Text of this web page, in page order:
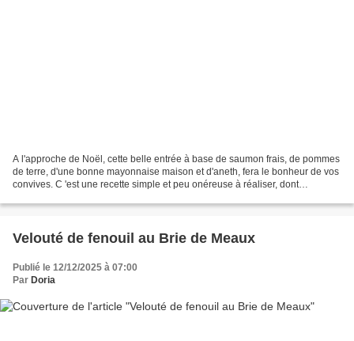
A l'approche de Noël, cette belle entrée à base de saumon frais, de pommes
de terre, d'une bonne mayonnaise maison et d'aneth, fera le bonheur de vos
convives. C 'est une recette simple et peu onéreuse à réaliser, dont
Velouté de fenouil au Brie de Meaux
Publié le 12/12/2025 à 07:00
Par Doria